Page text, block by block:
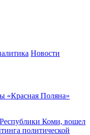
Новости
«Красная Поляна»
Коми, вошел
политической